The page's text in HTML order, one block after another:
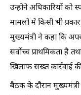
उन्होंने अधिकारियों को
मामलों में किसी भी
मुख्यमंत्री ने कहा कि
सर्वोच्च प्राथमिकता है
खिलाफ सख्त कार्रवाई
बैठक के दौरान मुख्यमंत्री